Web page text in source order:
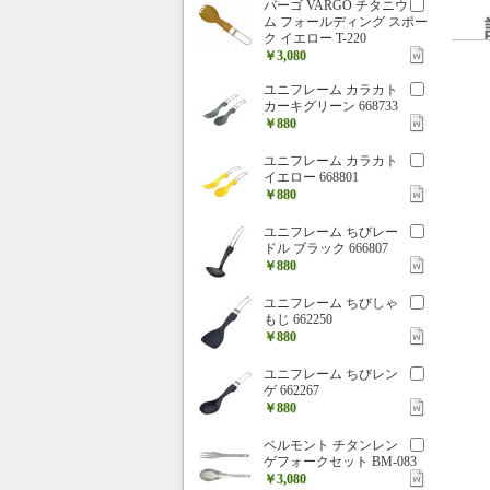
バーゴ VARGO チタニウ
ム フォールディング スポー
ク イエロー T-220
￥3,080
ユニフレーム カラカト
カーキグリーン 668733
￥880
ユニフレーム カラカト
イエロー 668801
￥880
ユニフレーム ちびレー
ドル ブラック 666807
￥880
ユニフレーム ちびしゃ
もじ 662250
￥880
ユニフレーム ちびレン
ゲ 662267
￥880
ベルモント チタンレン
ゲフォークセット BM-083
￥3,080